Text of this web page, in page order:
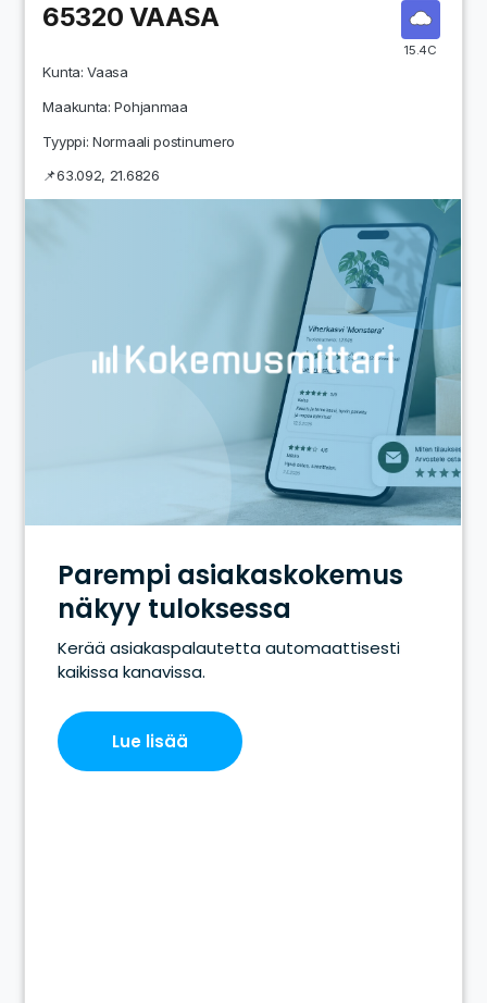
15.4C
65320 VAASA
Kunta:Vaasa
Maakunta:Pohjanmaa
Tyyppi: Normaali postinumero
📌63.092, 21.6826